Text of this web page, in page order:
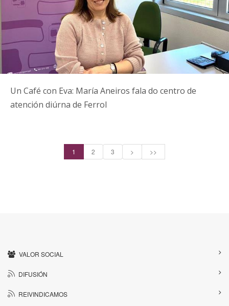
Un Café con Eva: María Aneiros fala do centro de
atención diúrna de Ferrol
1 2 3 > >>
VALOR SOCIAL
DIFUSIÓN
REIVINDICAMOS